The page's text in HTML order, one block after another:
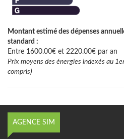
Montant estimé des dépenses
standard :
Entre 1600.00€ et 2220.00€ par an
Prix moyens des énergies indexés au
compris)
AGENCE SIM